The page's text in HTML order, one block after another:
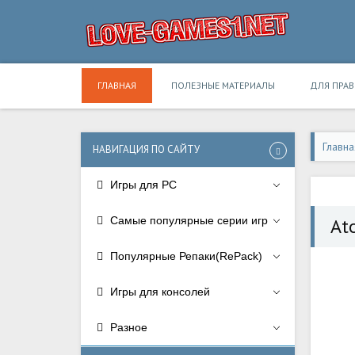
ГЛАВНАЯ ПОЛЕЗНЫЕ МАТЕРИАЛЫ ДЛЯ
НАВИГАЦИЯ ПО САЙТУ
Игры для PC
Самые популярные серии игр
Популярные Репаки(RePack)
Игры для консолей
Разное